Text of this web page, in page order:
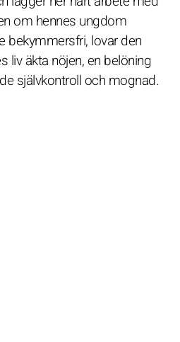
om hennes ungdom
bekymmersfri, lovar den
liv äkta nöjen, en belöning
självkontroll och mognad.